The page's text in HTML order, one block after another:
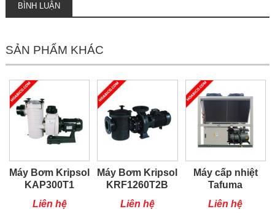
BÌNH LUẬN
SẢN PHẨM KHÁC
Máy Bơm Kripsol
KAP300T1
Liên hệ
Máy Bơm Kripsol
KRF1260T2B
Liên hệ
Máy cấp nhiệt
Tafuma
TSQ100RP
Liên hệ